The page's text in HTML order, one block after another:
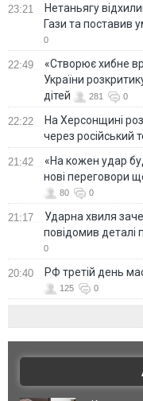
23:21
Нетаньягу
Гази та поставив
0
22:49
«Створює хибне
України
дітей
281 0
22:22
На Херсонщині
через російський
21:42
«На кожен удар
нові переговори
80 0
21:17
Ударна хвиля
повідомив деталі
0
20:40 РФ третій день
125 0